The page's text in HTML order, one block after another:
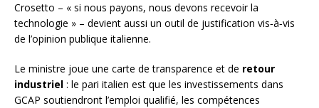
Crosetto – « si nous payons, nous devons recevoir la
technologie » – devient aussi un outil de justification vis‑à‑vis
de l’opinion publique italienne.
Le ministre joue une carte de transparence et de retour
industriel : le pari italien est que les investissements dans
GCAP soutiendront l’emploi qualifié, les compétences